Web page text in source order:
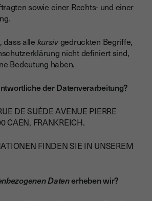
sowie einer Rechts- und einer
dass alle kursivgedruckten Begriffe,
nicht definiert sind,
Bedeutung haben.
der Datenverarbeitung?
DE SUÈDE AVENUE PIERRE
CAEN, FRANKREICH.
FINDEN SIE IN UNSEREM
Datenerheben wir?